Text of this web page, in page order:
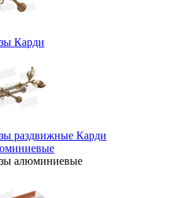
Карди
раздвижные Карди
алюминиевые